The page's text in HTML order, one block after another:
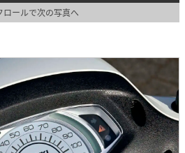
ロールで次の写真へ